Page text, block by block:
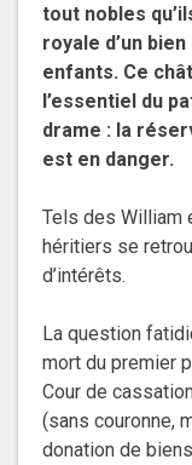
tout nobles
royale d’un
enfants. Ce
l’essentiel du
drame : la
est en danger.
Tels des William
héritiers se
d’intérêts.
La question
mort du premier
Cour de
(sans couronne,
donation de